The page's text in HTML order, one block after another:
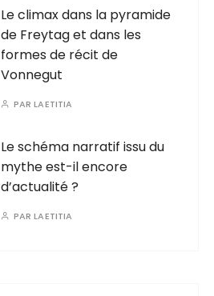
Le climax dans la pyramide
de Freytag et dans les
formes de récit de
Vonnegut
PARLAETITIA
Le schéma narratif issu du
mythe est-il encore
d’actualité ?
PARLAETITIA